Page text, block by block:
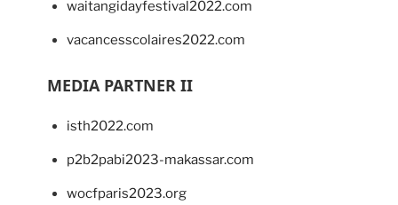
waitangidayfestival2022.com
vacancesscolaires2022.com
MEDIA PARTNER II
isth2022.com
p2b2pabi2023-makassar.com
wocfparis2023.org